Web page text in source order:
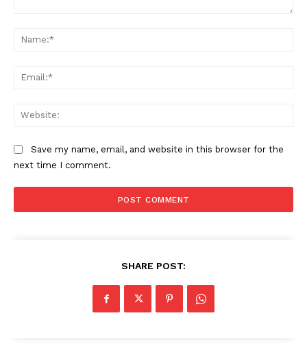
Save my name, email, and website in this browser for the
next time I comment.
SHARE POST: